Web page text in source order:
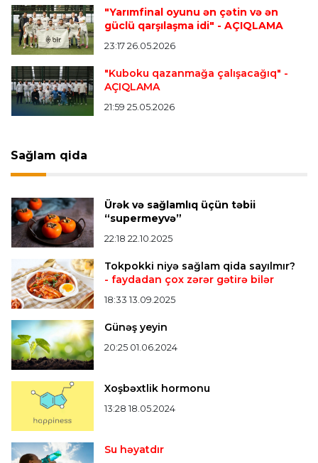
Formula-1 23:26 05.08.2026
Helmut Markoya "Red Bull"dan ayrıldığı üçün 8
milyon avro ödənilib
Formula-1 23:22 05.08.2026
FİA rəsmisi "Formula 1" pilotlarının narazılığına
Bütün xəbərlər >>>
"Yarımfinal oyunu ən çətin və ən
güclü qarşılaşma idi" - AÇIQLAMA
23:17 26.05.2026
"Kuboku qazanmağa çalışacağıq" -
AÇIQLAMA
21:59 25.05.2026
Sağlam qida
Ürək və sağlamlıq üçün təbii
“supermeyvə”
22:18 22.10.2025
Tokpokki niyə sağlam qida sayılmır?
- faydadan çox zərər gətirə bilər
18:33 13.09.2025
Günəş yeyin
20:25 01.06.2024
Xoşbəxtlik hormonu
13:28 18.05.2024
Su həyatdır